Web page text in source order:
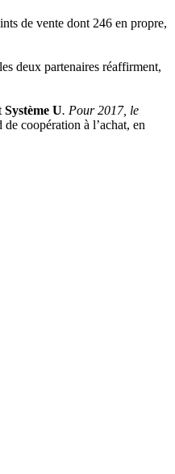
de vente dont 246 en propre,
deux partenaires réaffirment,
Système U. Pour 2017, le
coopération à l’achat, en